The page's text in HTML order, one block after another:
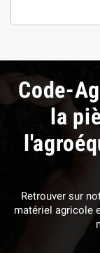
Code-
la
Retrouver sur
matériel agricole